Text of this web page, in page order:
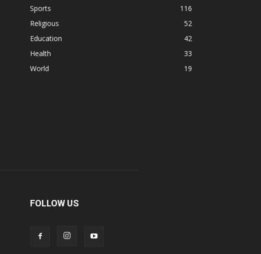
Sports
116
Religious
52
Education
42
Health
33
World
19
FOLLOW US